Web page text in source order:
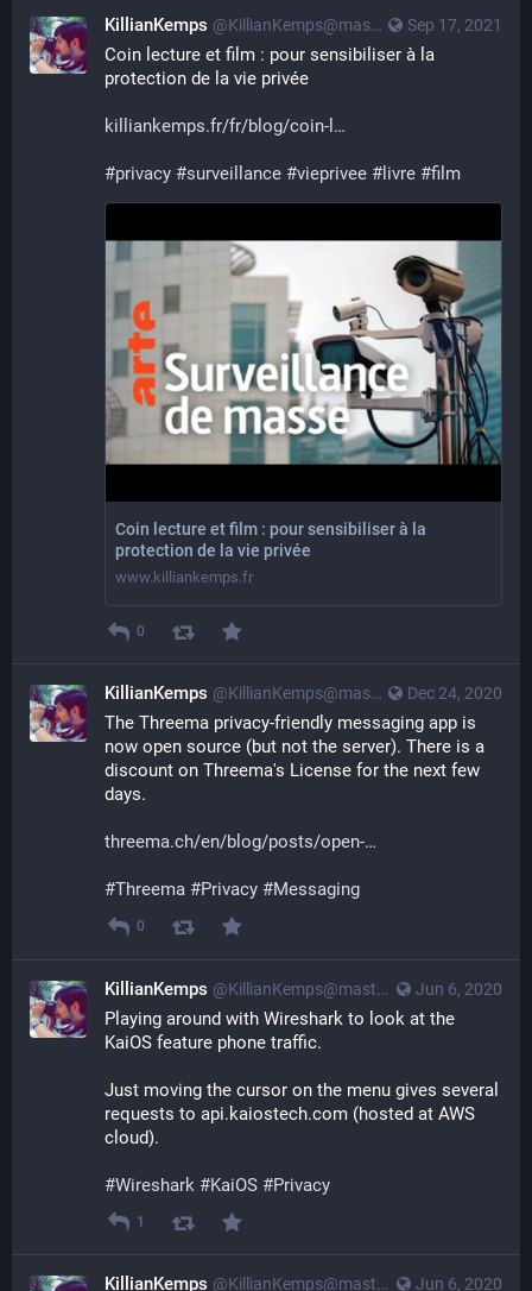
Sep 17, 2021
KillianKemps @KillianKemps@mastodon.qowala.org
Coin lecture et film : pour sensibiliser à la
protection de la vie privée
killiankemps.fr/fr/blog/coin-l
#privacy #surveillance #vieprivee # livre #film
Coin lecture et film : pour sensibiliser à la
protection de la vie privée
www.killiankemps.fr
0
Dec 24, 2020
KillianKemps @KillianKemps@mastodon.qowala.org
The Threema privacy-friendly messaging app is
now open source (but not the server). There is a
discount on Threema's License for the next few
days.
threema.ch/en/blog/posts/open-
#Threema #Privacy #Messaging
0
Jun 6, 2020
KillianKemps @KillianKemps@mastodon.qowala.org
Playing around with Wireshark to look at the
KaiOS feature phone traffic.
Just moving the cursor on the menu gives several
requests to api.kaiostech.com (hosted at AWS
cloud).
#Wireshark #KaiOS #Privacy
1
Jun 6, 2020
KillianKemps @KillianKemps@mastodon.qowala.org